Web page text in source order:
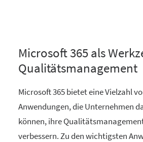
Microsoft 365 als
Qualitätsmanagement
Microsoft 365 bietet eine Vielzahl
Anwendungen, die Unternehmen
können, ihre
verbessern. Zu den wichtigsten